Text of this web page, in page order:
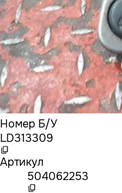
Номер Б/У
LD313309
Артикул
504062253